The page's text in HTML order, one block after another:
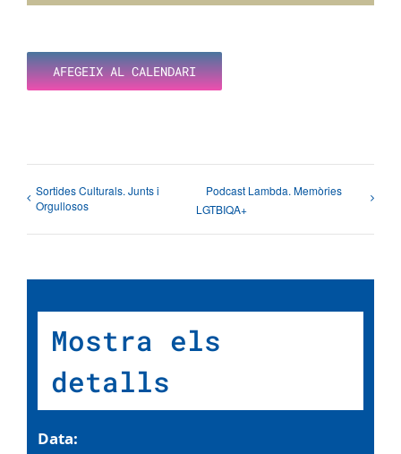
AFEGEIX AL CALENDARI
Sortides Culturals. Junts i
Orgullosos
Podcast Lambda. Memòries
LGTBIQA+
Mostra els
detalls
Data: